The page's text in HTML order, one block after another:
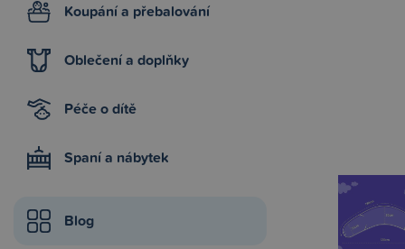
Koupání a přebalování
Oblečení a doplňky
Péče o dítě
Spaní a nábytek
Blog